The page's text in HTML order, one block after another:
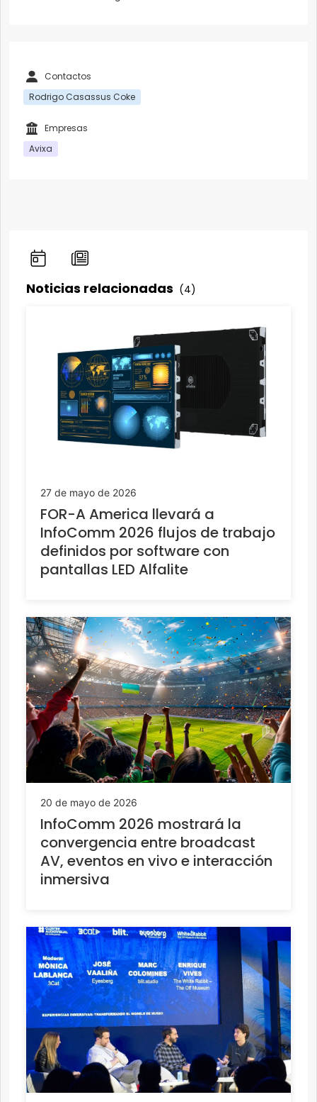
Contactos
Rodrigo Casassus Coke
Empresas
Avixa
Noticias relacionadas (4)
27 de mayo de 2026
FOR-A America llevará a
InfoComm 2026 flujos de trabajo
definidos por software con
pantallas LED Alfalite
20 de mayo de 2026
InfoComm 2026 mostrará la
convergencia entre broadcast
AV, eventos en vivo e interacción
inmersiva